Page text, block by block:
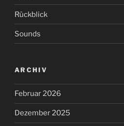
Rückblick
Sounds
ARCHIV
Februar 2026
Dezember 2025